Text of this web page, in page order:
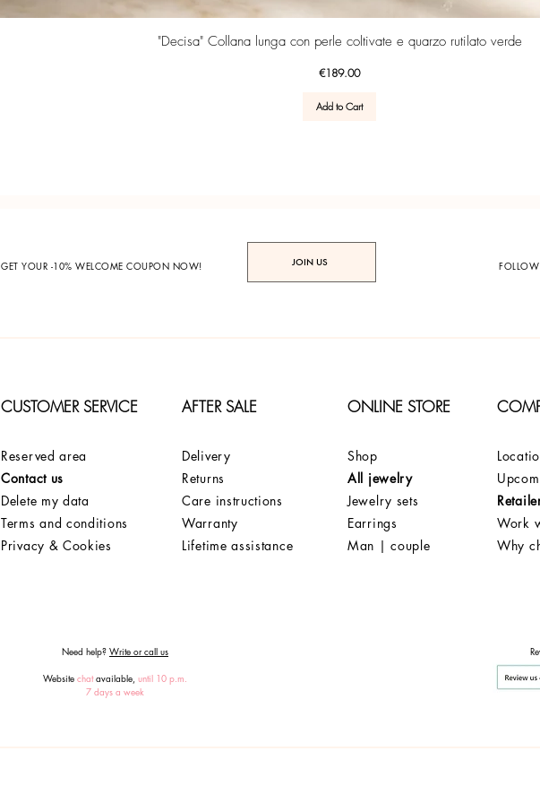
Quick View
"Decisa" Collana lunga con perle coltivate e quarzo rutilato verde
Price
€189.00
Add to Cart
GET YOUR -10% WELCOME COUPON NOW! JOIN US
CUSTOMER SERVICE AFTER SALE ONLINE STORE
Reserved area
Contact us
Delete my data
Terms and conditions
Privacy & Cookies
Delivery
Returns
Care instructions
Warranty
Lifetime assistance
Shop
All jewelry
Jewelry sets
Earrings
Man | couple
Work
Why
Need help? Write or call us
Website chatavailable, until 10 p.m.
7 days a week